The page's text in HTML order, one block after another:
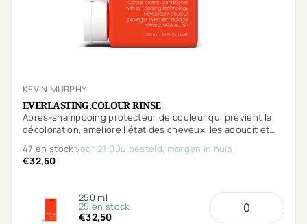
KEVIN MURPHY
EVERLASTING.COLOUR RINSE
Après-shampooing protecteur de couleur qui prévient la
décoloration, améliore l’état des cheveux, les adoucit et
47 en stockvoor 21:00u besteld, morgen in huis
€32,50
250 ml
25 en stock
€32,50